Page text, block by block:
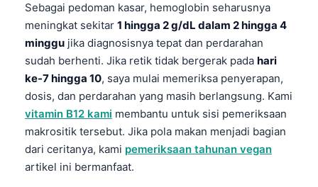
Sebagai pedoman kasar, hemoglobin seharusnya
meningkat sekitar 1 hingga 2 g/dL dalam 2 hingga 4
minggu jika diagnosisnya tepat dan perdarahan
sudah berhenti. Jika retik tidak bergerak pada hari
ke-7 hingga 10, saya mulai memeriksa penyerapan,
dosis, dan perdarahan yang masih berlangsung. Kami
vitamin B12 kami membantu untuk sisi pemeriksaan
makrositik tersebut. Jika pola makan menjadi bagian
dari ceritanya, kami pemeriksaan tahunan vegan
artikel ini bermanfaat.
Magyar
Shqip
বাংলা
اردو
मराठी
తెలుగు
தமிழ்
ગુજરાતી